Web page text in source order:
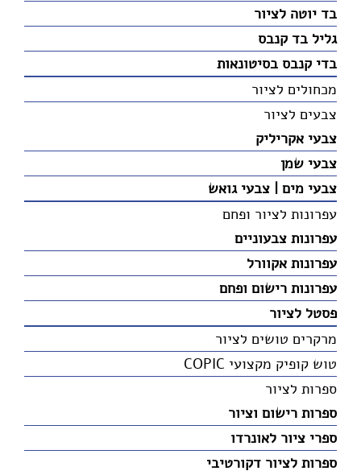
בד יוטה לציור
גליל בד קנבס
בדי קנבס בסיטונאות
מכחולים לציור
צבעים לציור
צבעי אקריליק
צבעי שמן
צבעי מים | צבעי גואש
עפרונות לציור ופחם
עפרונות צבעוניים
עפרונות אקוורל
עפרונות רישום ופחם
פסטל לציור
מרקרים טושים לציור
טוש קופיק מקצועי COPIC
ספרות לציור
ספרות רישום וציור
ספרי ציור לאונרדו
ספרות לציור דקורטיבי